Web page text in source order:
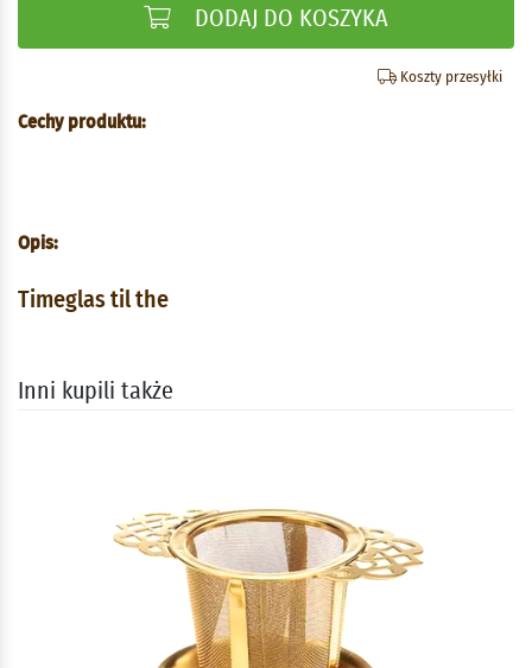
DODAJ DO KOSZYKA
Koszty przesyłki
Cechy produktu:
Opis:
Timeglas til the
Inni kupili także